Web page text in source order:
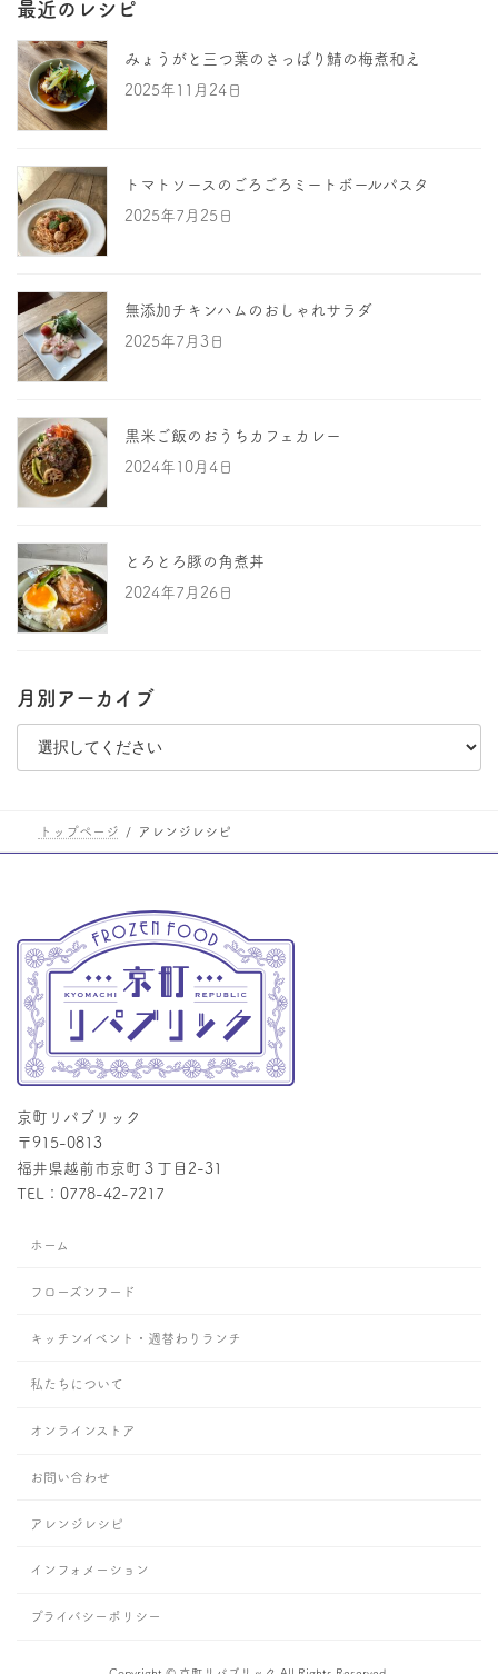
ジ
送
り
最近のレシピ
みょうがと三つ葉のさっぱり鯖の梅煮和え
2025年11月24日
トマトソースのごろごろミートボールパスタ
2025年7月25日
無添加チキンハムのおしゃれサラダ
2025年7月3日
黒米ご飯のおうちカフェカレー
2024年10月4日
とろとろ豚の角煮丼
2024年7月26日
月別アーカイブ
トップページ アレンジレシピ
京町リパブリック
〒915-0813
福井県越前市京町３丁目2-31
TEL：0778-42-7217
ホーム
フローズンフード
キッチンイベント・週替わりランチ
私たちについて
オンラインストア
お問い合わせ
アレンジレシピ
インフォメーション
プライバシーポリシー